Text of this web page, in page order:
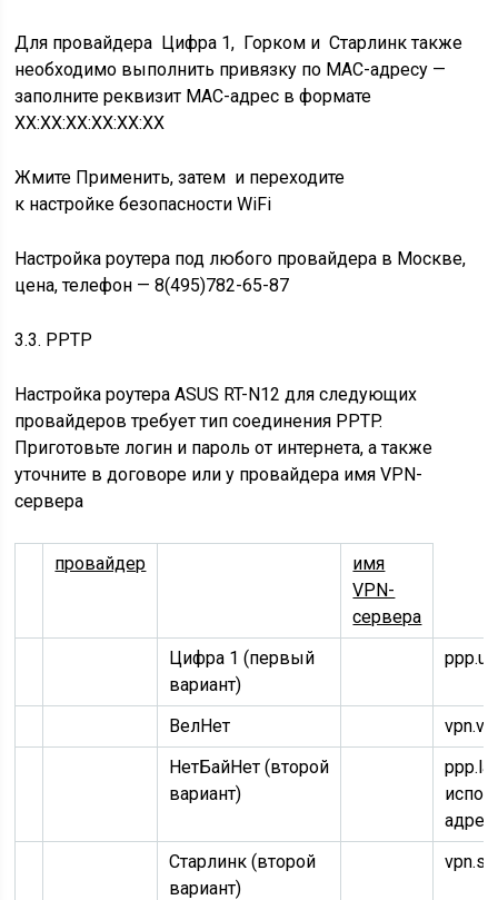
Для провайдера Цифра 1, Горком и Старлинк также
необходимо выполнить привязку по MAC-адресу —
заполните реквизит MAC-адрес в формате
XX:XX:XX:XX:XX:XX
Жмите Применить, затем и переходите
к настройке безопасности WiFi
Настройка роутера под любого провайдера в Москве,
цена, телефон —8(495)782-65-87
3.3. PPTP
Настройка роутера ASUS RT-N12 для следующих
провайдеров требует тип соединения PPTP.
Приготовьте логин и пароль от интернета, а также
уточните в договоре или у провайдера имя VPN-
сервера
провайдер
имя
VPN-
сервера
Цифра 1 (первый
вариант)
ВелНет
НетБайНет (второй
вариант)
адрес
Старлинк (второй
вариант)